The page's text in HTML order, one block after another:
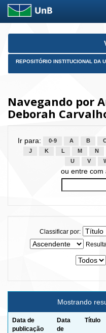
Skip
REPOSITÓRIO INSTITUCIONAL DA
Navegando por
Deborah
Ir para: 0-9 A B
J
K L M N
U
V
ou entre com
Classificar por:
Mostrando
Data de
publicação
Data
de
Título